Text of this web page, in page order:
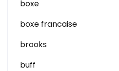
boxe
boxe francaise
brooks
buff